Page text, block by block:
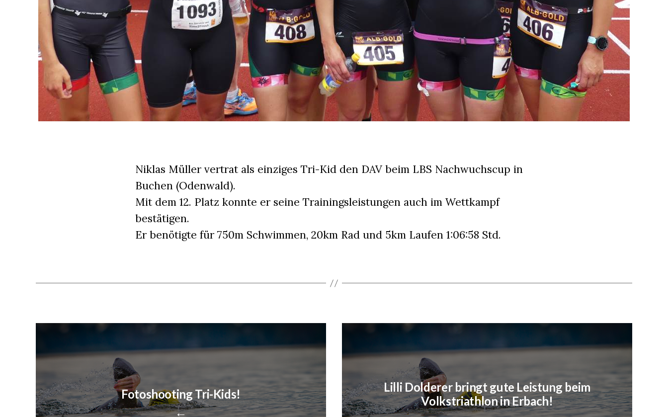
Niklas Müller vertrat als einziges Tri-Kid den DAV beim LBS Nachwuchscup in
Buchen (Odenwald).
Mit dem 12. Platz konnte er seine Trainingsleistungen auch im Wettkampf
bestätigen.
Er benötigte für 750m Schwimmen, 20km Rad und 5km Laufen 1:06:58 Std.
←
Fotoshooting Tri-Kids!
Lilli Dolderer bringt gute Leistung beim
Volkstriathlon in Erbach!